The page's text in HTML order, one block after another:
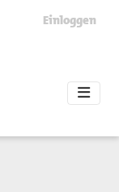
Einloggen